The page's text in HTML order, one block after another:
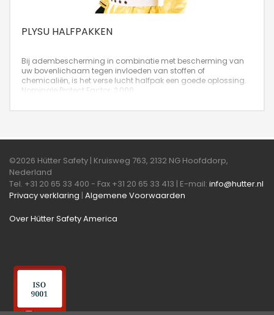
PLYSU HALFPAKKEN
Bij adembescherming in combinatie met bescherming van
uw bovenlichaam tegen invloeden van stoffen of
chemicaliën, is het verse lucht halfpak een goede oplossing.
Nominale Protect Factor: 2,000
©2026 Hütter Safety | Kruisweg 763, 2132 NG Hoofddorp,
Nederland
Tel. +31 20 65 33 400 - Fax +31 20 65 33 413 | E-mail: info@hutter.nl
Privacy verklaring | Algemene Voorwaarden
Over Hütter Safety America